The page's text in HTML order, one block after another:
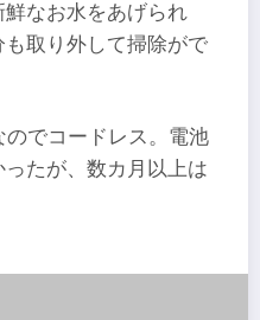
なお水をあげられ
取り外して掃除がで
でコードレス。電池
たが、数カ月以上は